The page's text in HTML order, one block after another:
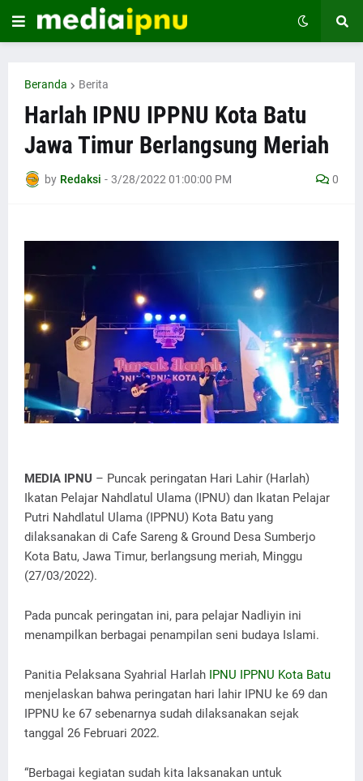
Beranda Berita
Harlah IPNU IPPNU Kota Batu
Jawa Timur Berlangsung Meriah
by Redaksi - 3/28/2022 01:00:00 PM 0
MEDIA IPNU – Puncak peringatan Hari Lahir (Harlah)
Ikatan Pelajar Nahdlatul Ulama (IPNU) dan Ikatan Pelajar
Putri Nahdlatul Ulama (IPPNU) Kota Batu yang
dilaksanakan di Cafe Sareng & Ground Desa Sumberjo
Kota Batu, Jawa Timur, berlangsung meriah, Minggu
(27/03/2022).
Pada puncak peringatan ini, para pelajar Nadliyin ini
menampilkan berbagai penampilan seni budaya Islami.
Panitia Pelaksana Syahrial Harlah IPNU IPPNU Kota Batu
menjelaskan bahwa peringatan hari lahir IPNU ke 69 dan
IPPNU ke 67 sebenarnya sudah dilaksanakan sejak
tanggal 26 Februari 2022.
“Berbagai kegiatan sudah kita laksanakan untuk